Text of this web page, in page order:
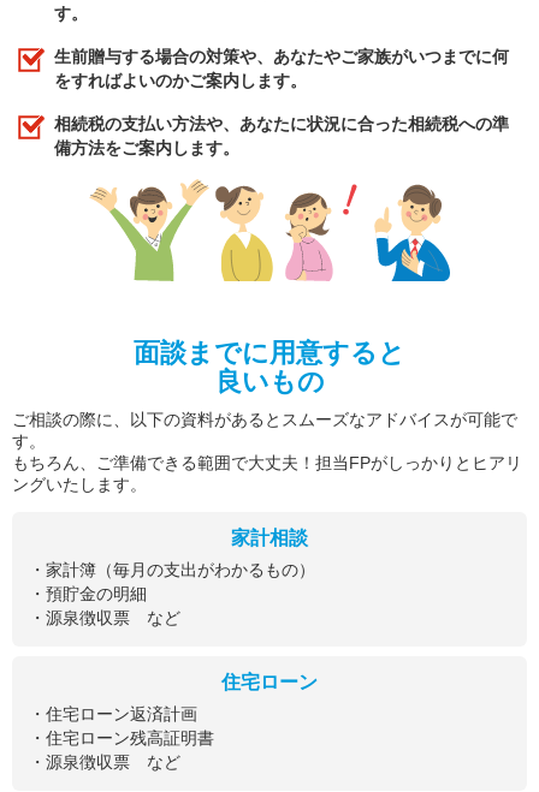
す。
生前贈与する場合の対策や、あなたやご家族がいつまでに何
をすればよいのかご案内します。
相続税の支払い方法や、あなたに状況に合った相続税への準
備方法をご案内します。
面談までに用意すると
良いもの
ご相談の際に、以下の資料があるとスムーズなアドバイスが可能で
す。
もちろん、ご準備できる範囲で大丈夫！担当FPがしっかりとヒアリ
ングいたします。
家計相談
・家計簿（毎月の支出がわかるもの）
・預貯金の明細
・源泉徴収票 など
住宅ローン
・住宅ローン返済計画
・住宅ローン残高証明書
・源泉徴収票 など